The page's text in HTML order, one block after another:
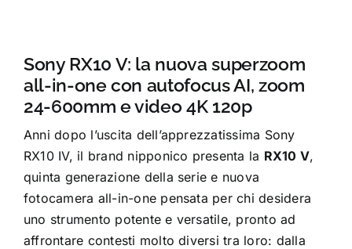
Sony RX10 V: la nuova superzoom
all-in-one con autofocus AI, zoom
24-600mm e video 4K 120p
Anni dopo l’uscita dell’apprezzatissima Sony
RX10 IV, il brand nipponico presenta la RX10 V,
quinta generazione della serie e nuova
fotocamera all-in-one pensata per chi desidera
uno strumento potente e versatile, pronto ad
affrontare contesti molto diversi tra loro: dalla